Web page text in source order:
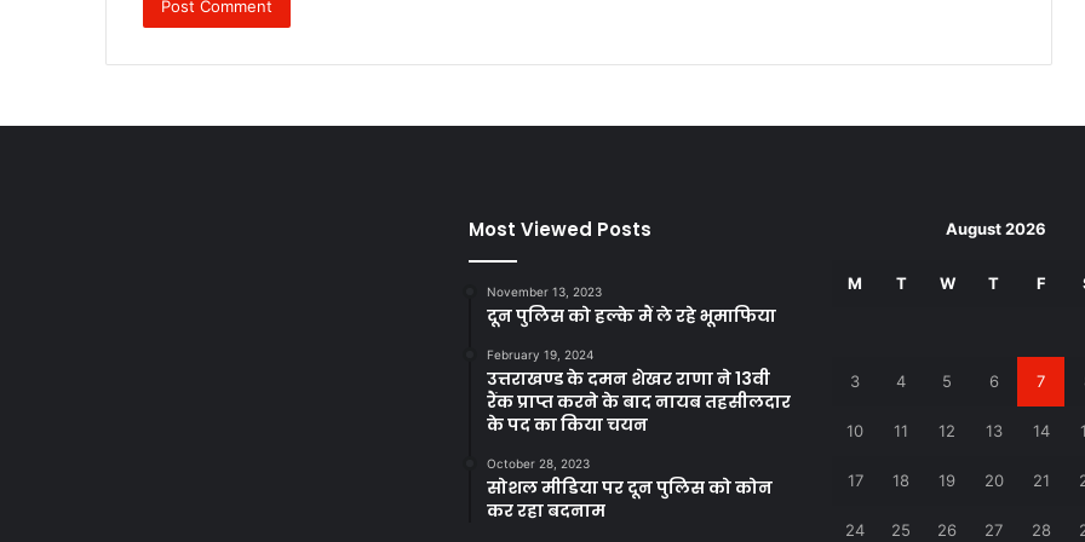
Most Viewed Posts
November 13, 2023
दून पुलिस को हल्के मैं ले रहे भूमाफिया
February 19, 2024
उत्तराखण्ड के दमन शेखर राणा ने 13वी
रैंक प्राप्त करने के बाद नायब तहसीलदार
के पद का किया चयन
October 28, 2023
सोशल मीडिया पर दून पुलिस को कोन
कर रहा बदनाम
August 2026
M T W T F
3 4 5 6 7
10 11 12 13 14
17 18 19 20 21
24 25 26 27 28